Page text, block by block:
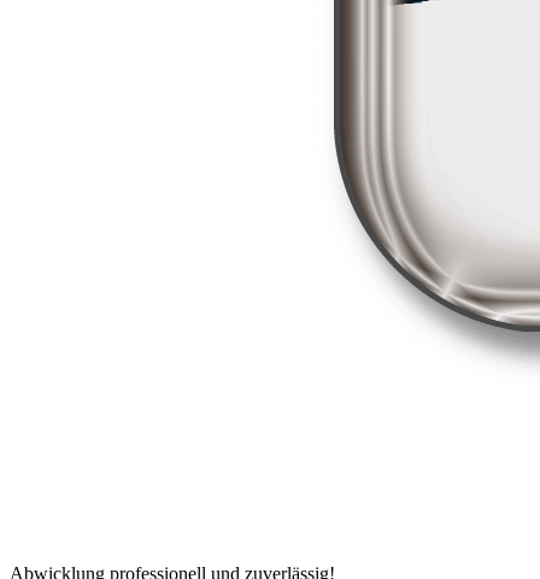
Abwicklung professionell und zuverlässig!